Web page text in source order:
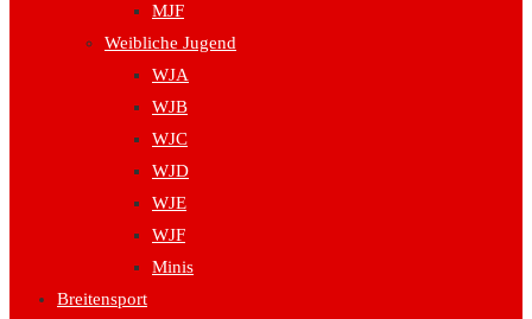
MJF
Weibliche Jugend
WJA
WJB
WJC
WJD
WJE
WJF
Minis
Breitensport